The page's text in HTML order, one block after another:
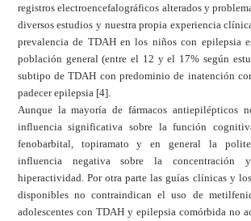
registros electroencefalográficos alterados y
diversos estudios y nuestra propia experiencia
prevalencia de TDAH en los niños con epilepsia
población general (entre el 12 y el 17% según
subtipo de TDAH con predominio de inatención
padecer epilepsia [4].
Aunque la mayoría de fármacos antiepilépticos
influencia significativa sobre la función
fenobarbital, topiramato y en general la
influencia negativa sobre la concentración
hiperactividad. Por otra parte las guías clínicas y
disponibles no contraindican el uso de
adolescentes con TDAH y epilepsia comórbida no